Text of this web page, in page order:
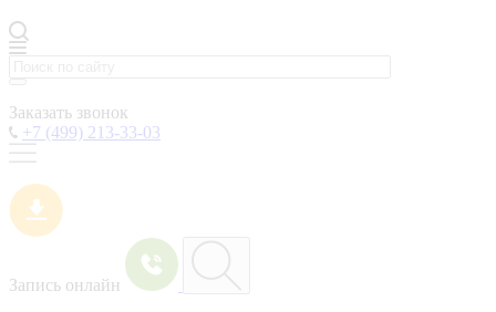
Заказать звонок
+7 (499) 213-33-03
Запись онлайн